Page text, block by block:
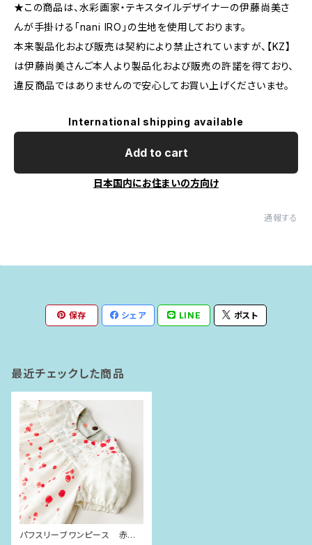
★この商品は、水彩画家・テキスタイルデザイナーの伊藤尚美さ
んが手掛ける「nani IRO」の生地を使用しております。
本来製品化および販売は契約により禁止されていますが、【KZ】
は伊藤尚美さんご本人より製品化および販売の許諾を得ており、
違反商品ではありませんので安心してお買い上げくださいませ。
International shipping available
Add to cart
日本国内にお住まいの方向け
通報する
保存 シェア LINE ポスト
最近チェックした商品
パフスリーブワンピース 赤い